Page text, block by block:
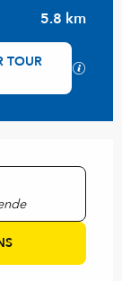
5.8 km
TOUR Mit